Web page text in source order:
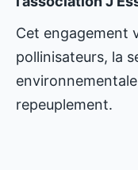
Cet engagement
pollinisateurs, la
repeuplement.